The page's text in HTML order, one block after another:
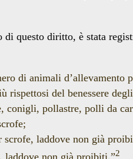
di questo diritto, è stata
di animali d’allevamento
rispettosi del benessere
conigli, pollastre, polli da
scrofe, laddove non già
non già proibiti.”2